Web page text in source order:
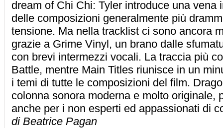
dream of Chi Chi: Tyler introduce una vena
delle composizioni generalmente più
tensione. Ma nella tracklist ci sono ancora
grazie a Grime Vinyl, un brano dalle
con brevi intermezzi vocali. La traccia più
Battle, mentre Main Titles riunisce in un
i temi di tutte le composizioni del film.
colonna sonora moderna e molto originale,
anche per i non esperti ed appassionati di
di Beatrice Pagan